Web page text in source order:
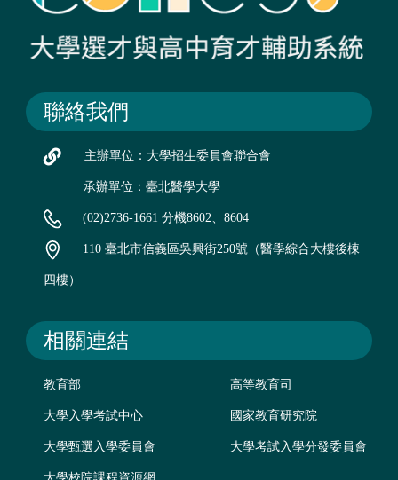
聯絡我們
主辦單位：大學招生委員會聯合會
承辦單位：臺北醫學大學
(02)2736-1661 分機8602、8604
110 臺北市信義區吳興街250號（醫學綜合大樓後棟
四樓）
相關連結
教育部 高等教育司
大學入學考試中心 國家教育研究院
大學甄選入學委員會 大學考試入學分發委員會